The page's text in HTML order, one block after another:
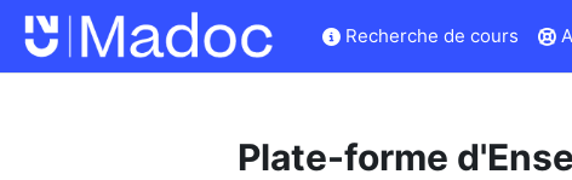
Passer au contenu principal
Recherche de cours
Plate-forme